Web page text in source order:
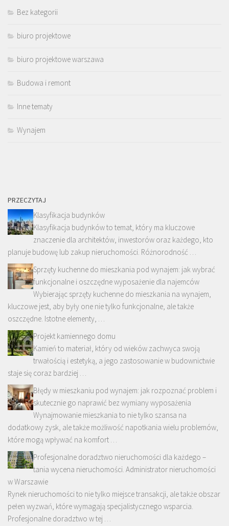
Bez kategorii
biuro projektowe
biuro projektowe warszawa
Budowa i remont
Inne tematy
Wynajem
PRZECZYTAJ
Klasyfikacja budynków
Klasyfikacja budynków to temat, który ma kluczowe
znaczenie dla architektów, inwestorów oraz każdego, kto
planuje budowę lub zakup nieruchomości. Różnorodność …
Sprzęty kuchenne do mieszkania pod wynajem: jak wybrać
funkcjonalne i oszczędne wyposażenie dla najemców
Wybierając sprzęty kuchenne do mieszkania na wynajem,
kluczowe jest, aby były one nie tylko funkcjonalne, ale także
oszczędne. Istotne elementy, …
Projekt kamiennego domu
Kamień to materiał, który od wieków zachwyca swoją
trwałością i estetyką, a jego zastosowanie w budownictwie
staje się coraz bardziej …
Błędy w mieszkaniu pod wynajem: jak rozpoznać problem i
skutecznie go naprawić bez wymiany wyposażenia
Wynajmowanie mieszkania to nie tylko szansa na
dodatkowy zysk, ale także możliwość napotkania wielu problemów,
które mogą wpływać na komfort …
Profesjonalne doradztwo nieruchomości dla każdego –
tania wycena nieruchomości. Administrator nieruchomości
w Warszawie
Rynek nieruchomości to nie tylko miejsce transakcji, ale także obszar
pełen wyzwań, które wymagają specjalistycznego wsparcia.
Profesjonalne doradztwo w tej …